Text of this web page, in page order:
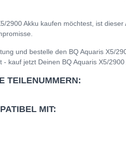
2900 Akku kaufen möchtest, ist
und bestelle den BQ Aquaris X5/
kauf jetzt Deinen BQ Aquaris X5/2900
TEILENUMMERN:
MIT: